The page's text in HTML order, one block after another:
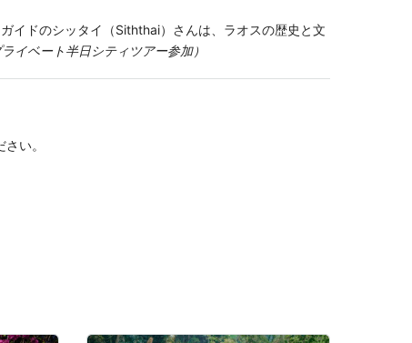
イドのシッタイ（Siththai）さんは、ラオスの歴史と文
ライベート半日シティツアー参加）
い。